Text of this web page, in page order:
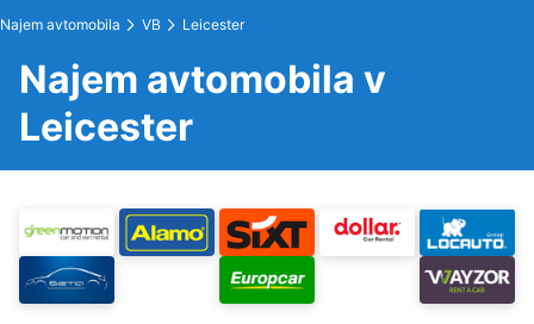
Najem avtomobila VB Leicester
Najem avtomobila v
Leicester